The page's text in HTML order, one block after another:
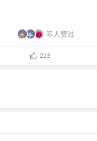
等人赞过
223